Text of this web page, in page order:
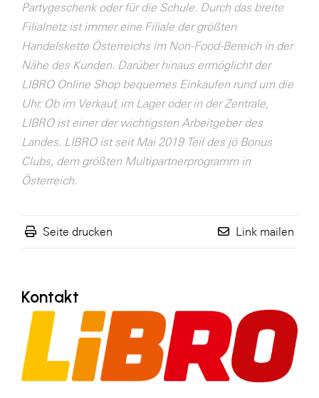
Salesforce
sebamed
SERVICE&MORE
SKINUANCE®
Sony DADC
STIHL Tirol
VALETTA
Verband Druck Medien Österreich
Wirtschaftskammer Salzburg
WKS Fachgruppe Fahrzeughandel und
Partygeschenk oder für die Schule. Durch das breite
Filialnetz ist immer eine Filiale der größten
Handelskette Österreichs im Non-Food-Bereich in der
Nähe des Kunden. Darüber hinaus ermöglicht der
LIBRO Online Shop bequemes Einkaufen rund um die
Uhr. Ob im Verkauf, im Lager oder in der Zentrale,
LIBRO ist einer der wichtigsten Arbeitgeber des
Landes. LIBRO ist seit Mai 2019 Teil des jö Bonus
Clubs, dem größten Multipartnerprogramm in
Österreich.
Seite drucken Link mailen
Kontakt